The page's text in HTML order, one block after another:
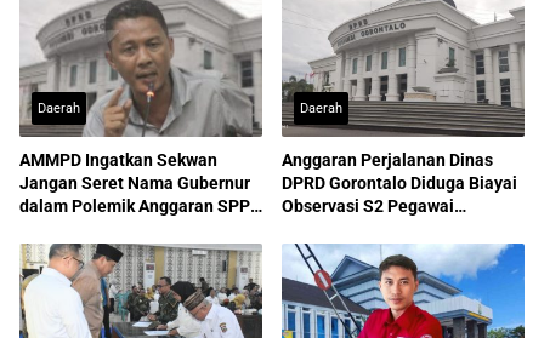
Daerah
AMMPD Ingatkan Sekwan
Jangan Seret Nama Gubernur
dalam Polemik Anggaran SPPD
Daerah
Anggaran Perjalanan Dinas
DPRD Gorontalo Diduga Biayai
Observasi S2 Pegawai